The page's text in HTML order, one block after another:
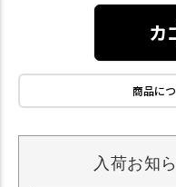
カ
商品に
入荷お知